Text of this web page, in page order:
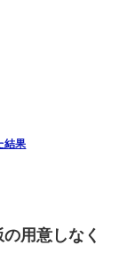
義弟の子じゃな
結果
用意しなく